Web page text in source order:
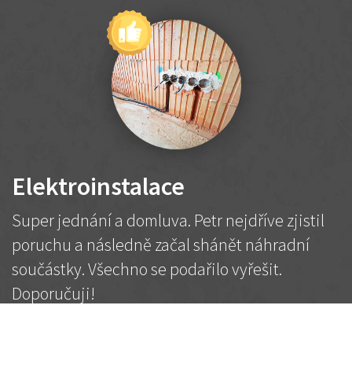
Elektroinstalace
Super jednání a domluva. Petr nejdříve zjistil
poruchu a následně začal shánět náhradní
součástky. Všechno se podařilo vyřešit.
Doporučuji!